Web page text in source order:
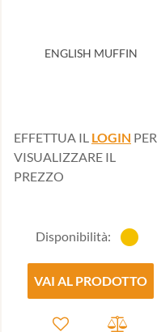
ENGLISH MUFFIN
EFFETTUA IL LOGIN PER
VISUALIZZARE IL
PREZZO
Disponibilità:
VAI AL PRODOTTO